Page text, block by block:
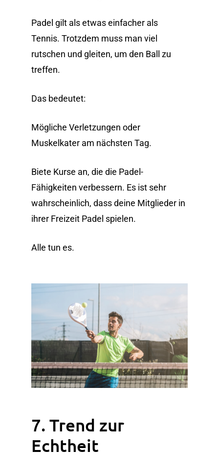
Padel gilt als etwas einfacher als
Tennis. Trotzdem muss man viel
rutschen und gleiten, um den Ball zu
treffen.
Das bedeutet:
Mögliche Verletzungen oder
Muskelkater am nächsten Tag.
Biete Kurse an, die die Padel-
Fähigkeiten verbessern. Es ist sehr
wahrscheinlich, dass deine Mitglieder in
ihrer Freizeit Padel spielen.
Alle tun es.
7. Trend zur
Echtheit